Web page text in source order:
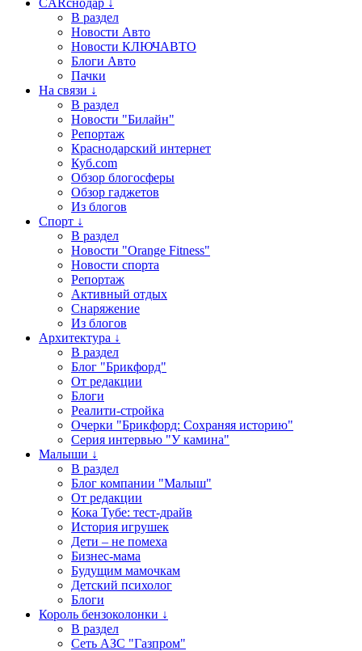
CARснодар ↓
В раздел
Новости Авто
Новости КЛЮЧАВТО
Блоги Авто
Пачки
На связи ↓
В раздел
Новости "Билайн"
Репортаж
Краснодарский интернет
Куб.com
Обзор блогосферы
Обзор гаджетов
Из блогов
Спорт ↓
В раздел
Новости "Orange Fitness"
Новости спорта
Репортаж
Активный отдых
Снаряжение
Из блогов
Архитектура ↓
В раздел
Блог "Брикфорд"
От редакции
Блоги
Реалити-стройка
Очерки "Брикфорд: Сохраняя историю"
Серия интервью "У камина"
Малыши ↓
В раздел
Блог компании "Малыш"
От редакции
Кока Тубе: тест-драйв
История игрушек
Дети – не помеха
Бизнес-мама
Будущим мамочкам
Детский психолог
Блоги
Король бензоколонки ↓
В раздел
Сеть АЗС "Газпром"